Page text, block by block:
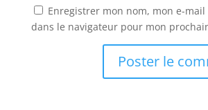
Enregistrer mon nom, mon e-
dans le navigateur pour mon